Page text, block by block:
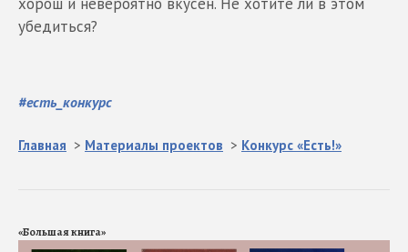
убедиться?
#есть_конкурс
Главная > Материалы проектов > Конкурс «Есть!»
«Большая книга»